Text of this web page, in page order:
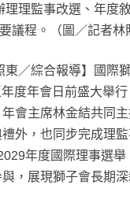
理理監事改選、年度
議程。（圖／記者林
東／綜合報導】國際
度年會日前盛大舉
會主席林金結共同
外，也同步完成理
年度國際理事選舉
，展現獅子會長期